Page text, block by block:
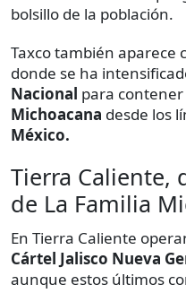
bolsillo de la población.
Taxco también aparece
donde se ha
Nacional para
Michoacana desde los
México.
Tierra Caliente,
de La Familia
En Tierra Caliente
Cártel Jalisco Nueva
aunque estos últimos